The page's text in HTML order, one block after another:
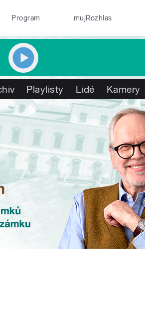
Program mujRozhlas
Playlisty Lidé Kamery